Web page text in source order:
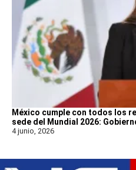
México cumple con todos los
sede del Mundial 2026:
4 junio, 2026